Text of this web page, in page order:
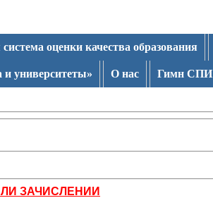
оценки качества образования
университеты» О нас Гимн СПИ
ЗАЧИСЛЕНИИ